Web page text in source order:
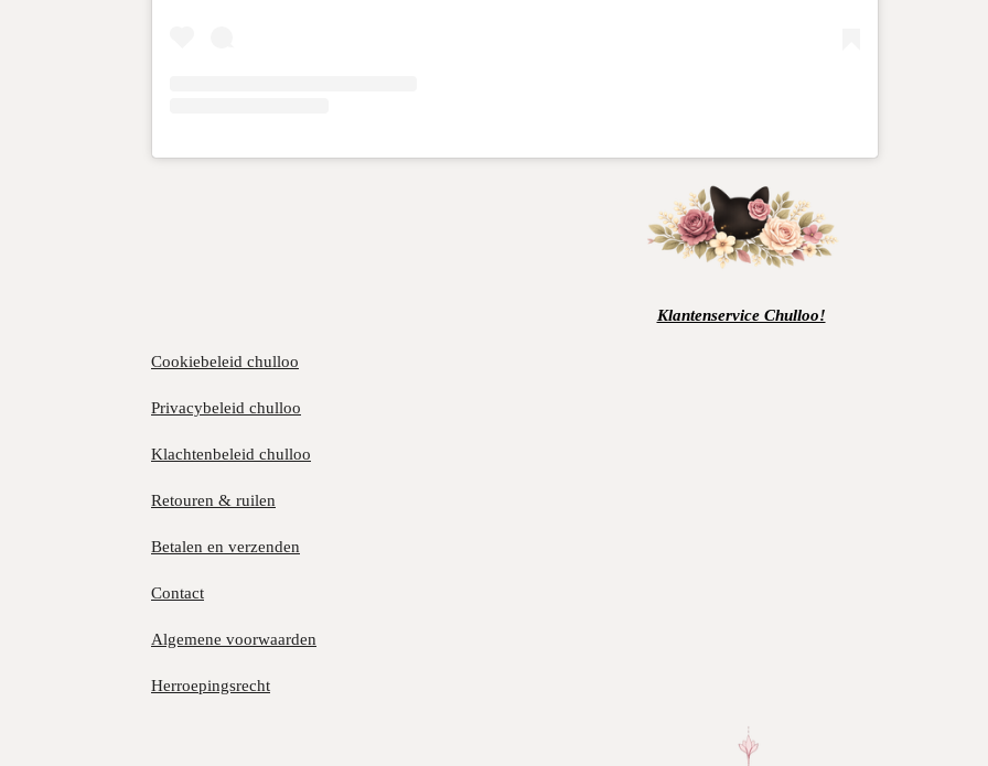
Klantenservice Chulloo!
Cookiebeleid chulloo
Privacybeleid chulloo
Klachtenbeleid chulloo
Retouren & ruilen
Betalen en verzenden
Contact
Algemene voorwaarden
Herroepingsrecht